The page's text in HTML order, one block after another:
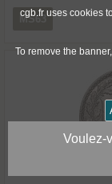
MS63
cgb.fr uses cookies
To remove the
Voulez-